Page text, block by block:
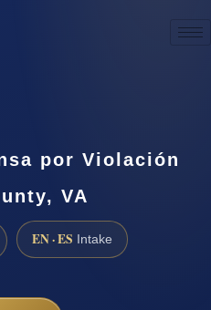
por Violación
VA
EN · ES Intake